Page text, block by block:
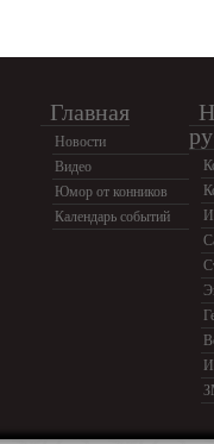
Главная
Новости
Видео
Юмор от конников
Календарь событий